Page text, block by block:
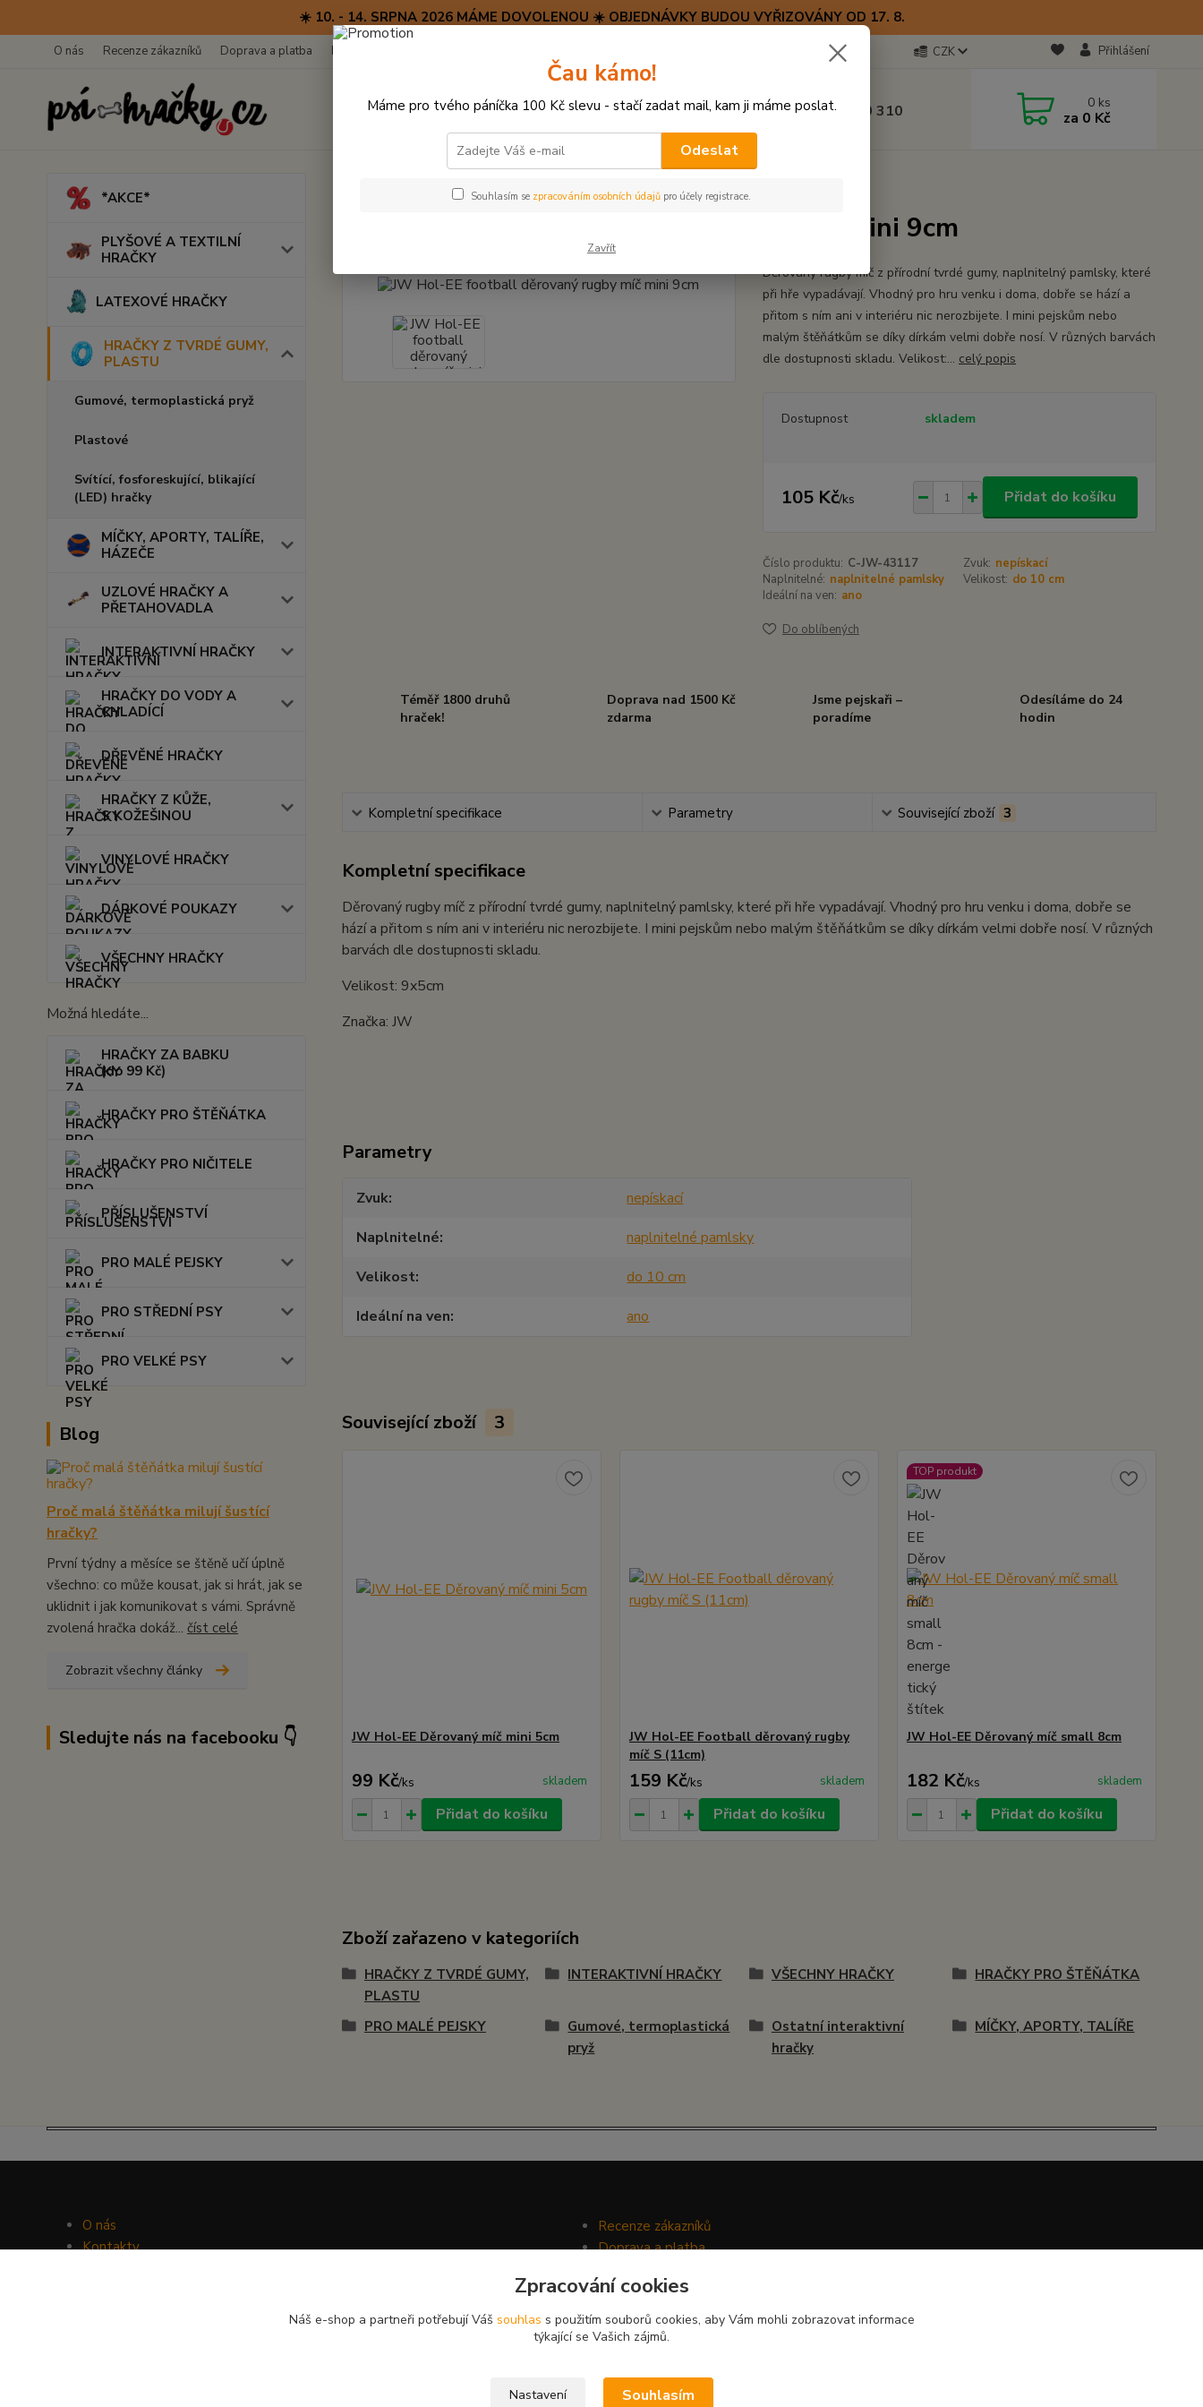
☀️ 10. - 14. SRPNA 2026 MÁME DOVOLENOU ☀️ OBJEDNÁVKY BUDOU VYŘIZOVÁNY OD 17. 8.
O nás Recenze zákazníků Doprava a platba Kontakty CZK Přihlášení
Hledat (+420) 723 770 310 0 ks
za 0 Kč
*AKCE*
PLYŠOVÉ A TEXTILNÍ
HRAČKY
LATEXOVÉ HRAČKY
HRAČKY Z TVRDÉ GUMY,
PLASTU
Gumové, termoplastická pryž
Plastové
Svítící, fosforeskující, blikající
(LED) hračky
MÍČKY, APORTY, TALÍŘE,
HÁZEČE
UZLOVÉ HRAČKY A
PŘETAHOVADLA
INTERAKTIVNÍ HRAČKY
HRAČKY DO VODY A
CHLADÍCÍ
DŘEVĚNÉ HRAČKY
HRAČKY Z KŮŽE,
S KOŽEŠINOU
VINYLOVÉ HRAČKY
DÁRKOVÉ POUKAZY
VŠECHNY HRAČKY
Možná hledáte...
HRAČKY ZA BABKU
(do 99 Kč)
HRAČKY PRO ŠTĚŇÁTKA
HRAČKY PRO NIČITELE
PŘÍSLUŠENSTVÍ
PRO MALÉ PEJSKY
PRO STŘEDNÍ PSY
PRO VELKÉ PSY
Blog
Proč malá štěňátka milují šustící
hračky?
První týdny a měsíce se štěně učí úplně
všechno: co může kousat, jak si hrát, jak se
uklidnit i jak komunikovat s vámi. Správně
zvolená hračka dokáž... číst celé
Zobrazit všechny články
Sledujte nás na facebooku 👇
JW Hol-EE football děrovaný rugby míč mini 9cm
Děrovaný rugby míč z přírodní tvrdé gumy, naplnitelný pamlsky, které
při hře vypadávají. Vhodný pro hru venku i doma, dobře se hází a
přitom s ním ani v interiéru nic nerozbijete. I mini pejskům nebo
malým štěňátkům se díky dírkám velmi dobře nosí. V různých barvách
dle dostupnosti skladu. Velikost:... celý popis
Dostupnost skladem
105 Kč/ks Přidat do košíku
Číslo produktu: C-JW-43117 Zvuk: nepískací
Naplnitelné: naplnitelné pamlsky Velikost: do 10 cm
Ideální na ven: ano
Do oblíbených
Téměř 1800 druhů
hraček!
Doprava nad 1500 Kč
zdarma
Jsme pejskaři –
poradíme
Odesíláme do 24
hodin
Kompletní specifikace Parametry Související zboží 3
Kompletní specifikace
Děrovaný rugby míč z přírodní tvrdé gumy, naplnitelný pamlsky, které při hře vypadávají. Vhodný pro hru venku i doma, dobře se
hází a přitom s ním ani v interiéru nic nerozbijete. I mini pejskům nebo malým štěňátkům se díky dírkám velmi dobře nosí. V různých
barvách dle dostupnosti skladu.
Velikost: 9x5cm
Značka: JW
Parametry
Zvuk
nepískací
Naplnitelné
naplnitelné pamlsky
Velikost
do 10 cm
Ideální na ven
ano
Související zboží 3
JW Hol-EE Děrovaný míč mini 5cm
99 Kč/ks skladem
Přidat do košíku
JW Hol-EE Football děrovaný rugby
míč S (11cm)
159 Kč/ks skladem
Přidat do košíku
TOP produkt
JW Hol-EE Děrovaný míč small 8cm
182 Kč/ks skladem
Přidat do košíku
Zboží zařazeno v kategoriích
HRAČKY Z TVRDÉ GUMY,
PLASTU
INTERAKTIVNÍ HRAČKY VŠECHNY HRAČKY HRAČKY PRO ŠTĚŇÁTKA
PRO MALÉ PEJSKY
Gumové, termoplastická
pryž
Ostatní interaktivní
hračky
MÍČKY, APORTY, TALÍŘE
O nás
Kontakty
Recenze zákazníků
Doprava a platba
Obchodní podmínky
Čau kámo!
Máme pro tvého páníčka 100 Kč slevu - stačí zadat mail, kam ji máme poslat.
Odeslat
Souhlasím se zpracováním osobních údajů pro účely registrace.
Zavřít
Zpracování cookies
Náš e-shop a partneři potřebují Váš souhlas s použitím souborů cookies, aby Vám mohli zobrazovat informace
týkající se Vašich zájmů.
Nastavení Souhlasím